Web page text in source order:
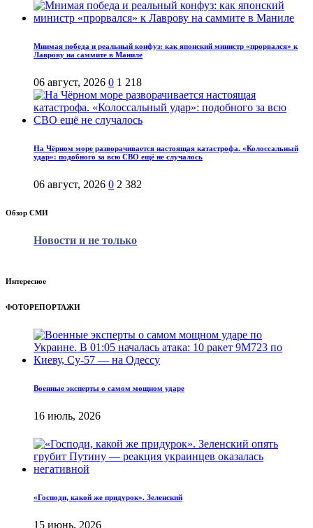
Мнимая победа и реальный конфуз: как японский министр «прорвался» к
Лаврову на саммите в Маниле
06 август, 2026 0 1 218
На Чёрном море разворачивается настоящая катастрофа. «Колоссальный
удар»: подобного за всю СВО ещё не случалось
06 август, 2026 0 2 382
Обзор СМИ
Новости и не только
Интересное
ФОТОРЕПОРТАЖИ
Военные эксперты о самом мощном ударе
16 июль, 2026
«Господи, какой же придурок». Зеленский
15 июнь, 2026